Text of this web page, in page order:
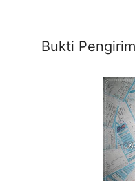
Bukti